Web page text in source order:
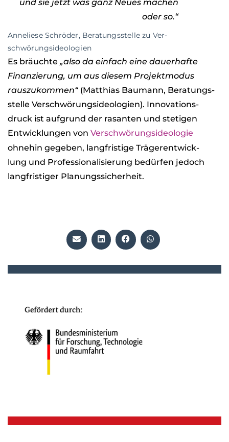
und sie jetzt was ganz Neues machen
oder so.“
Anne­liese Schrö­der, Bera­tungs­stelle zu Ver­
schwö­rungs­ideo­lo­gien
Es bräuchte „also da ein­fach eine dau­er­hafte
Finan­zie­rung, um aus die­sem Pro­jekt­mo­dus
raus­zu­kom­men“ (Mat­thias Bau­mann, Bera­tungs­
stelle Ver­schwö­rungs­ideo­lo­gien). Inno­va­ti­ons­
druck ist auf­grund der rasan­ten und ste­ti­gen
Ent­wick­lun­gen von Ver­schwö­rungs­ideo­lo­gie
ohne­hin gege­ben, lang­fris­tige Trä­ger­ent­wick­
lung und Pro­fes­sio­na­li­sie­rung bedür­fen jedoch
lang­fris­ti­ger Pla­nungs­si­cher­heit.